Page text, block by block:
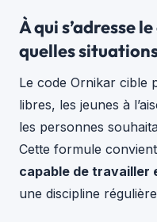
À qui s’adresse
quelles
Le code Ornikar cible
libres, les jeunes à
les personnes
Cette formule
capable de travailler
une discipline